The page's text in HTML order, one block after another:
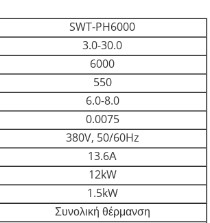
SWT-PH6000
3.0-30.0
6000
550
6.0-8.0
0.0075
380V, 50/60Hz
13.6Α
12kW
1.5kW
Συνολική θέρμανση